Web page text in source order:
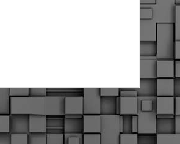
αφορούσαν εκτέλεση
εργασιών χωρίς νόμιμη
σήμανση και στην απόθεση
υλικών – εργαλείων εκτός του
προβλεπόμενου εργοταξίου.